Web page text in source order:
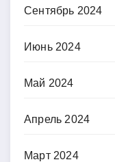
Сентябрь 2024
Июнь 2024
Май 2024
Апрель 2024
Март 2024